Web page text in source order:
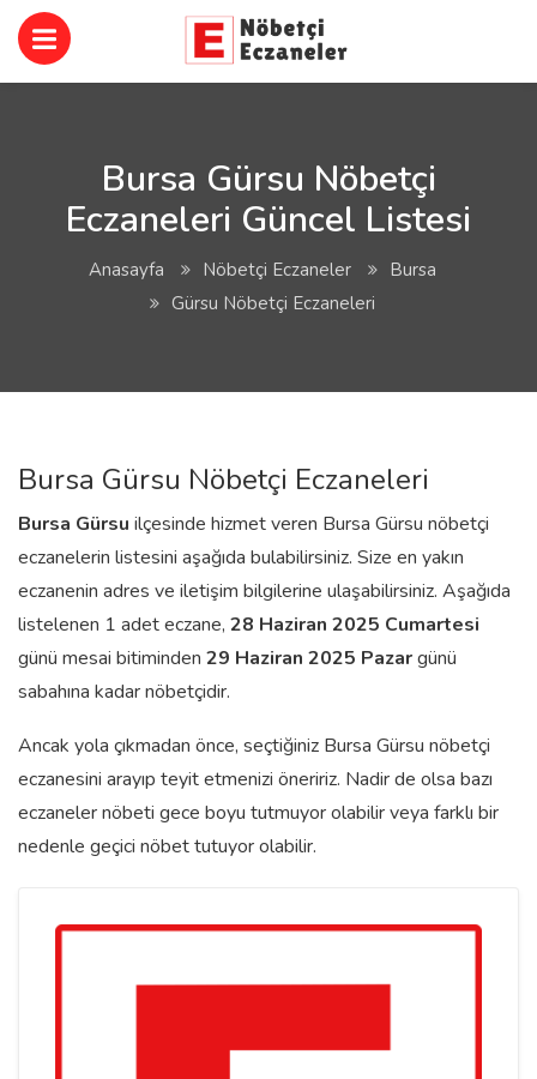
Bursa Gürsu Nöbetçi
Eczaneleri Güncel Listesi
Anasayfa Nöbetçi Eczaneler
Bursa
Gürsu Nöbetçi Eczaneleri
Bursa Gürsu Nöbetçi Eczaneleri
Bursa Gürsu ilçesinde hizmet veren Bursa Gürsu nöbetçi
eczanelerin listesini aşağıda bulabilirsiniz. Size en yakın
eczanenin adres ve iletişim bilgilerine ulaşabilirsiniz. Aşağıda
listelenen 1 adet eczane, 28 Haziran 2025 Cumartesi
günü mesai bitiminden 29 Haziran 2025 Pazargünü
sabahına kadar nöbetçidir.
Ancak yola çıkmadan önce, seçtiğiniz Bursa Gürsu nöbetçi
eczanesini arayıp teyit etmenizi öneririz. Nadir de olsa bazı
eczaneler nöbeti gece boyu tutmuyor olabilir veya farklı bir
nedenle geçici nöbet tutuyor olabilir.